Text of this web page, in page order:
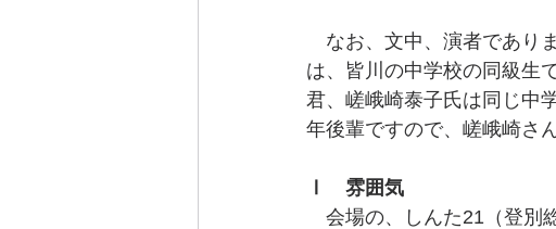
なお、文中、演者であり
は、皆川の中学校の同級生
君、嵯峨崎泰子氏は同じ中
年後輩ですので、嵯峨崎さ
Ⅰ　雰囲気
会場の、しんた21（登別